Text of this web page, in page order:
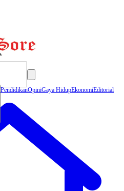
PendidikanOpiniGaya HidupEkonomiEditorial